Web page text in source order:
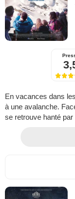
En vacances dans
à une avalanche.
se retrouve hanté par